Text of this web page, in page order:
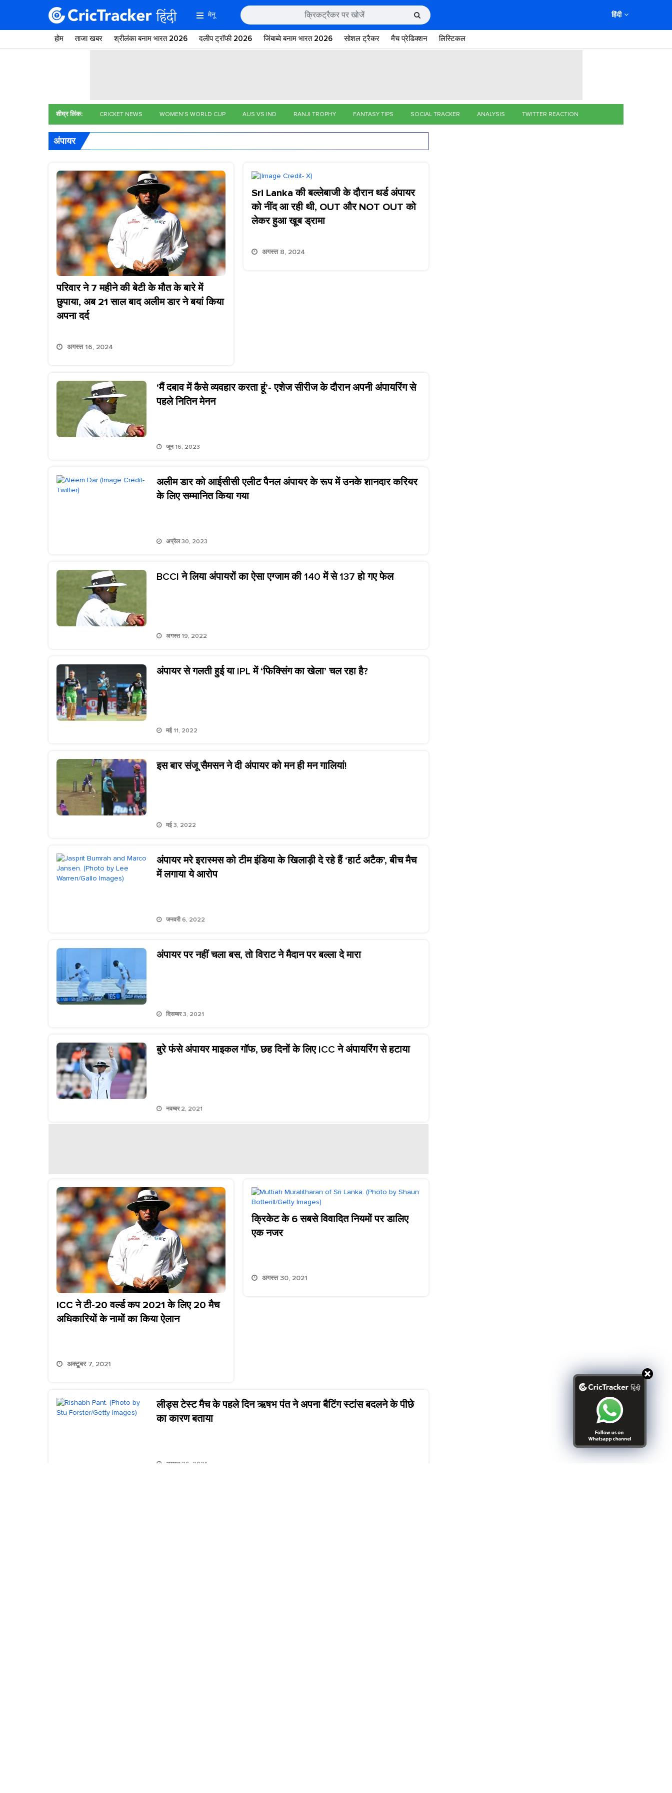
मेनू हिंदी
होम ताजा खबर श्रीलंका बनाम भारत 2026 दलीप ट्रॉफी 2026 जिंबाब्वे बनाम भारत 2026 सोशल ट्रैकर मैच प्रेडिक्शन लिस्टिकल
शीघ्र लिंक: CRICKET NEWS WOMEN'S WORLD CUP AUS VS IND RANJI TROPHY FANTASY TIPS SOCIAL TRACKER ANALYSIS TWITTER REACTION
अंपायर
परिवार ने 7 महीने की बेटी के मौत के बारे में
छुपाया, अब 21 साल बाद अलीम डार ने बयां किया
अपना दर्द
अगस्त 16, 2024
Sri Lanka की बल्लेबाजी के दौरान थर्ड अंपायर
को नींद आ रही थी, OUT और NOT OUT को
लेकर हुआ खूब ड्रामा
अगस्त 8, 2024
‘मैं दबाव में कैसे व्यवहार करता हूं’- एशेज सीरीज के दौरान अपनी अंपायरिंग से
पहले नितिन मेनन
जून 16, 2023
अलीम डार को आईसीसी एलीट पैनल अंपायर के रूप में उनके शानदार करियर
के लिए सम्मानित किया गया
अप्रैल 30, 2023
BCCI ने लिया अंपायरों का ऐसा एग्जाम की 140 में से 137 हो गए फेल
अगस्त 19, 2022
अंपायर से गलती हुई या IPL में ‘फिक्सिंग का खेला’ चल रहा है?
मई 11, 2022
इस बार संजू सैमसन ने दी अंपायर को मन ही मन गालियां!
मई 3, 2022
अंपायर मरे इरास्मस को टीम इंडिया के खिलाड़ी दे रहे हैं ‘हार्ट अटैक’, बीच मैच
में लगाया ये आरोप
जनवरी 6, 2022
अंपायर पर नहीं चला बस, तो विराट ने मैदान पर बल्ला दे मारा
दिसम्बर 3, 2021
बुरे फंसे अंपायर माइकल गॉफ, छह दिनों के लिए ICC ने अंपायरिंग से हटाया
नवम्बर 2, 2021
ICC ने टी-20 वर्ल्ड कप 2021 के लिए 20 मैच
अधिकारियों के नामों का किया ऐलान
अक्टूबर 7, 2021
क्रिकेट के 6 सबसे विवादित नियमों पर डालिए
एक नजर
अगस्त 30, 2021
लीड्स टेस्ट मैच के पहले दिन ऋषभ पंत ने अपना बैटिंग स्टांस बदलने के पीछे
का कारण बताया
अगस्त 26, 2021